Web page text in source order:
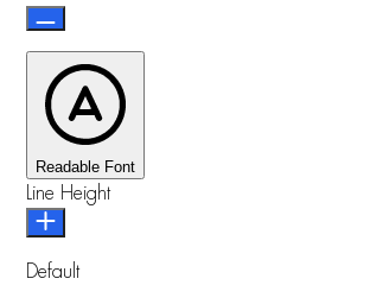
Readable Font
Line Height
Default